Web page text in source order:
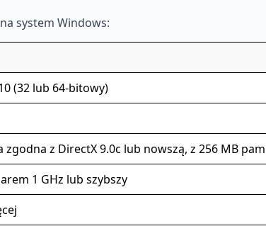
system Windows:
(32 lub 64-bitowy)
z DirectX 9.0c lub nowszą, z 256 MB
1 GHz lub szybszy